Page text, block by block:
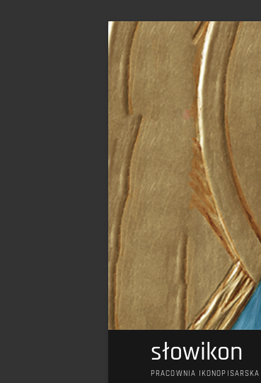
Przejdź
do
treści
słowikon
PRACOWNIA IKONOPISARSKA